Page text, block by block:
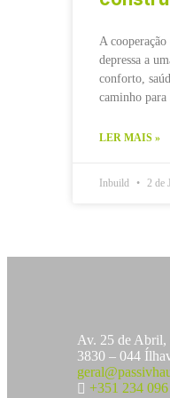
A
depressa a
conforto,
caminho para
LER MAIS »
Inbuild 2 de
Av. 25 de Abril,
3830 – 044
+351 234